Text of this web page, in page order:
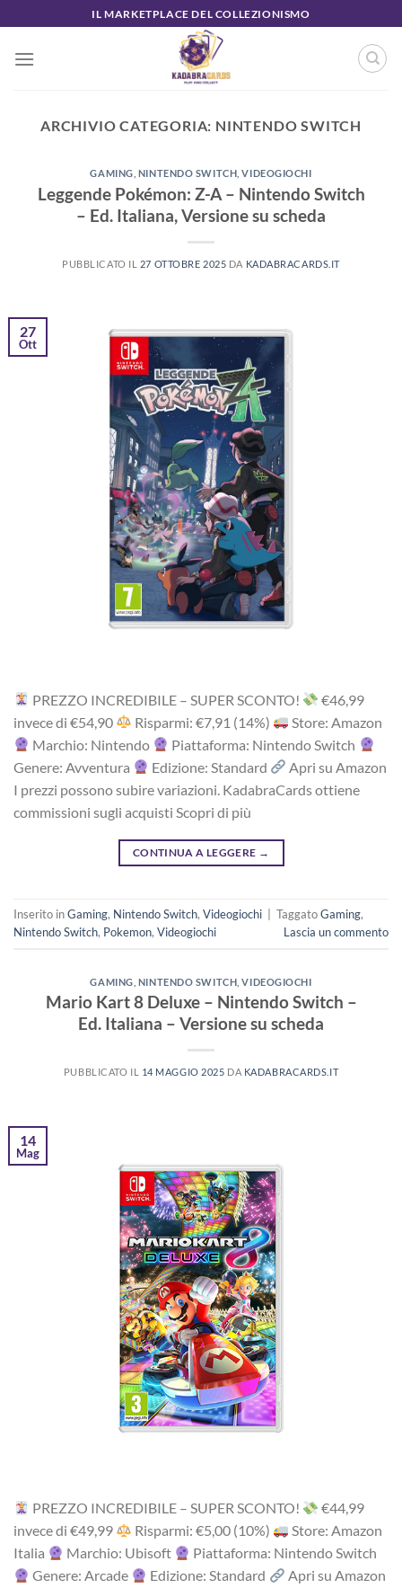
ai
contenuti
IL MARKETPLACE DEL COLLEZIONISMO
ARCHIVIO CATEGORIA: NINTENDO SWITCH
GAMING NINTENDO SWITCH ,VIDEOGIOCHI
Leggende Pokémon: Z-A – Nintendo Switch
– Ed. Italiana, Versione su scheda
PUBBLICATO IL 27 OTTOBRE 2025 DA KADABRACARDS.IT
27
Ott
PREZZO INCREDIBILE – SUPER SCONTO!
‎€46,99‎
i‎nv‎ec‎e ‎di‎ €54,90
R‎is‎pa‎rm‎i: €7,91 (14%)
Store: Amazon
Marchio: Nintendo
Piattaforma: Nintendo Switch
Genere: Avventura
Edizione: Standard
Apri su Amazon
I prezzi possono subire variazioni. KadabraCards ottiene
commissioni sugli acquisti Scopri di più
CONTINUA A LEGGERE →
Inserito inGaming, Nintendo Switch, Videogiochi TaggatoGaming,
Nintendo Switch, Pokemon, Videogiochi Lascia un commento
GAMING NINTENDO SWITCH ,VIDEOGIOCHI
Mario Kart 8 Deluxe – Nintendo Switch –
Ed. Italiana – Versione su scheda
PUBBLICATO IL 14 MAGGIO 2025 DA KADABRACARDS.IT
14
Mag
PREZZO INCREDIBILE – SUPER SCONTO!
‎€44,99
i‎nv‎ec‎e ‎di‎ €49,99
R‎is‎pa‎rmi: €5,00 (10%)
Store: Amazon
Italia
Marchio: Ubisoft
Piattaforma: Nintendo Switch
Genere: Arcade
Edizione: Standard
Apri su Amazon